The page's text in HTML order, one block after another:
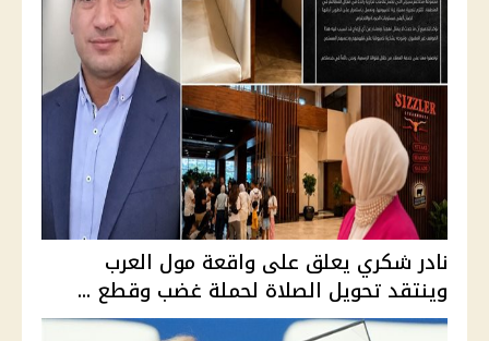
نادر شكري يعلق على واقعة مول العرب
وينتقد تحويل الصلاة لحملة غضب وقطع ...